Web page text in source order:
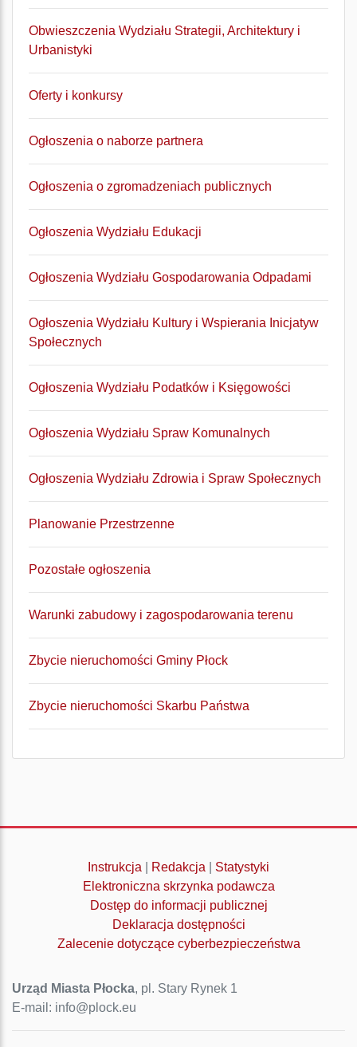
Obwieszczenia Wydziału Strategii, Architektury i
Urbanistyki
Oferty i konkursy
Ogłoszenia o naborze partnera
Ogłoszenia o zgromadzeniach publicznych
Ogłoszenia Wydziału Edukacji
Ogłoszenia Wydziału Gospodarowania Odpadami
Ogłoszenia Wydziału Kultury i Wspierania Inicjatyw
Społecznych
Ogłoszenia Wydziału Podatków i Księgowości
Ogłoszenia Wydziału Spraw Komunalnych
Ogłoszenia Wydziału Zdrowia i Spraw Społecznych
Planowanie Przestrzenne
Pozostałe ogłoszenia
Warunki zabudowy i zagospodarowania terenu
Zbycie nieruchomości Gminy Płock
Zbycie nieruchomości Skarbu Państwa
Instrukcja Redakcja
Statystyki
Elektroniczna skrzynka podawcza
Dostęp do informacji publicznej
Deklaracja dostępności
Zalecenie dotyczące cyberbezpieczeństwa
Urząd Miasta Płocka, pl. Stary Rynek 1
E-mail: info@plock.eu